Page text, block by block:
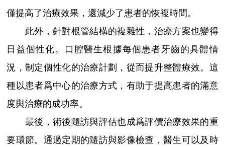
僅提高了治療效果，還減少了患者的恢複時間。
此外，針對根管結構的複雜性，治療方案也變得
日益個性化。口腔醫生根據每個患者牙齒的具體情
況，制定個性化的治療計劃，從而提升整體療效。這
種以患者爲中心的治療方式，有助于提高患者的滿意
度與治療的成功率。
最後，術後隨訪與評估也成爲評價治療效果的重
要環節。通過定期的隨訪與影像檢查，醫生可以及時